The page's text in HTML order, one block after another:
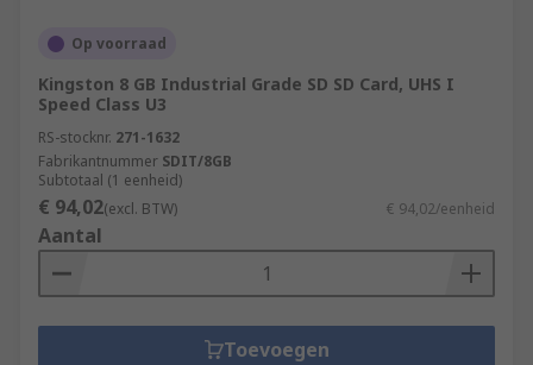
Op voorraad
Kingston 8 GB Industrial Grade SD SD Card, UHS I
Speed Class U3
RS-stocknr. 271-1632
Fabrikantnummer SDIT/8GB
Subtotaal (1 eenheid)
€ 94,02(excl. BTW) € 94,02/eenheid
Aantal
Toevoegen